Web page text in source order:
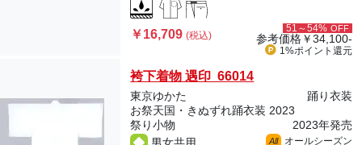
￥16,709(税込)
51～54% OFF
参考価格￥34,100-
1%ポイント 還元
袴下着物 遇印 66014
東京ゆかた
踊り衣装
お祭天国・きぬずれ踊衣装 2023
祭り小物
2023年発売
All オールシーズン